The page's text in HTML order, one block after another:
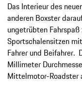
Das Interieur des
anderen Boxster
ungetrübten
Sportschalensitzen
Fahrer und Beifahrer.
Millimeter
Mittelmotor-Roadster